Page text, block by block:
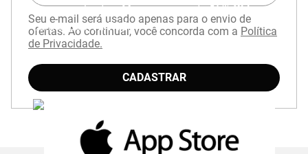
Baixe o aplicativo Mizuno e garanta15% OFF
com cupomAPP15.
Seu e-mail será usado apenas para o envio de
ofertas. Ao continuar, você concorda com a Política
de Privacidade.
CADASTRAR